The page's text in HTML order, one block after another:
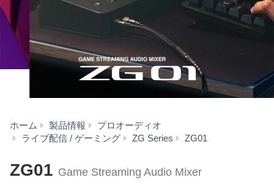
ホーム 製品情報
プロオーディオ
ライブ配信 / ゲーミング
ZG Series ZG01
ZG01 Game Streaming Audio Mixer